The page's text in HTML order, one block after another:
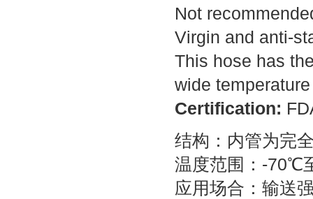
Not
Virgin and anti-
This hose has
wide
Certification:
结构：内管为完
温度范围： -70℃
应用场合：输送